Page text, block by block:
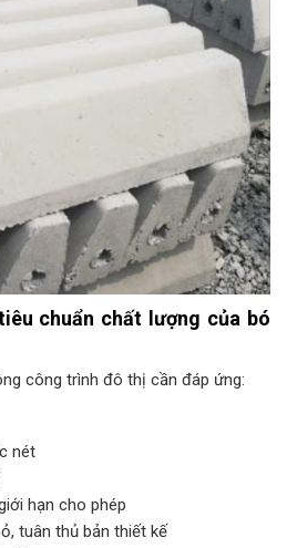
chuẩn chất lượng của bó
công trình đô thị cần đáp ứng:
nét
hạn cho phép
tuân thủ bản thiết kế